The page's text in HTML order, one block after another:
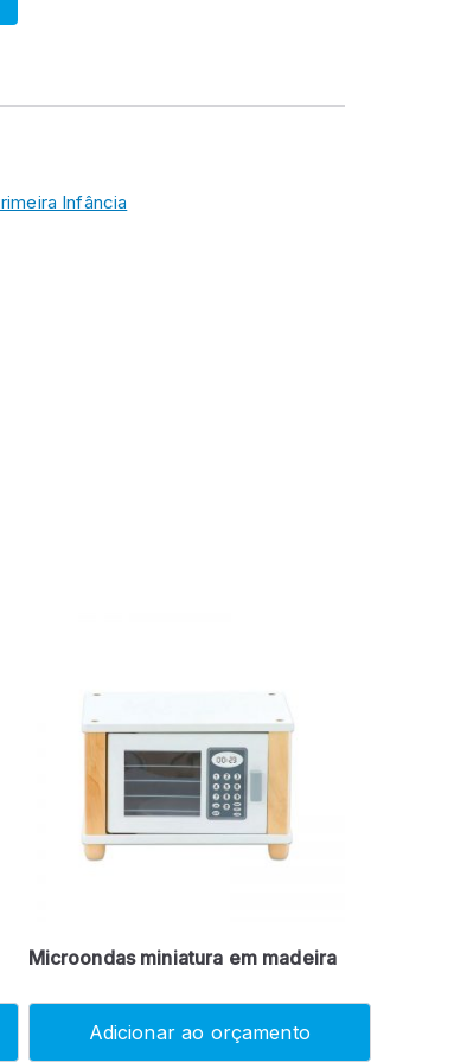
Infância
Microondas miniatura em madeira
Adicionar ao orçamento